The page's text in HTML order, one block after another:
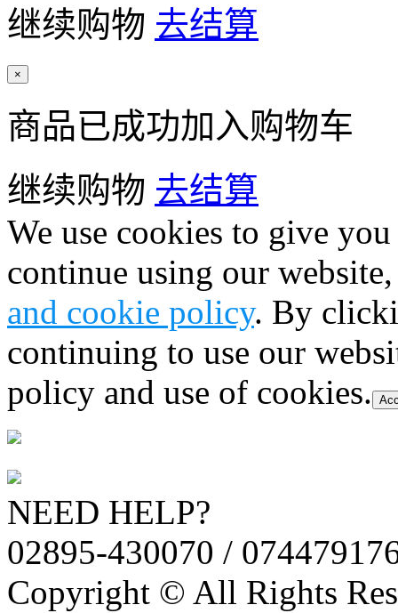
继续购物 去结算
×
商品已成功加入购物车
继续购物 去结算
We use cookies to give
continue using our
and cookie policy. By
continuing to use our
policy and use of cookies.
NEED HELP?
02895-430070 /
Copyright © All Rights